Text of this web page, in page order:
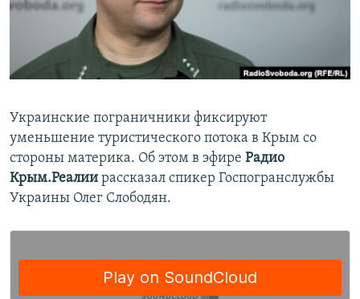
ПОБЕДИТЕЛЕЙ НЕ СУДЯТ?
КРЫМ.НЕПОКОРЕННЫЙ
ПРИСОЕДИНЯЙТЕСЬ!
Все сайты RFE/RL
Украинские пограничники фиксируют
уменьшение туристического потока в Крым со
стороны материка. Об этом в эфире Радио
Крым.Реалии рассказал спикер Госпогранслужбы
Украины Олег Слободян.